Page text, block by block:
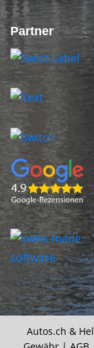
Partner
Autos.ch &